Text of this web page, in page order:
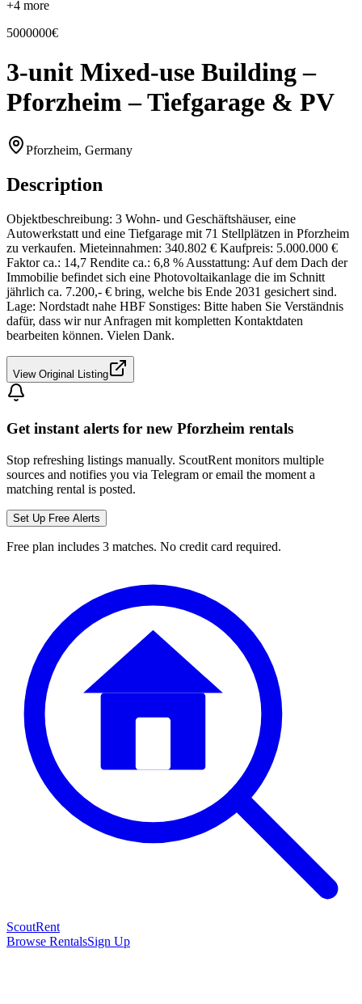
+4 more
5000000€
3-unit Mixed-use Building –
Pforzheim – Tiefgarage & PV
Pforzheim, Germany
Description
Objektbeschreibung: 3 Wohn- und Geschäftshäuser, eine
Autowerkstatt und eine Tiefgarage mit 71 Stellplätzen in Pforzheim
zu verkaufen. Mieteinnahmen: 340.802 € Kaufpreis: 5.000.000 €
Faktor ca.: 14,7 Rendite ca.: 6,8 % Ausstattung: Auf dem Dach der
Immobilie befindet sich eine Photovoltaikanlage die im Schnitt
jährlich ca. 7.200,- € bring, welche bis Ende 2031 gesichert sind.
Lage: Nordstadt nahe HBF Sonstiges: Bitte haben Sie Verständnis
dafür, dass wir nur Anfragen mit kompletten Kontaktdaten
bearbeiten können. Vielen Dank.
View Original Listing
Get instant alerts for new Pforzheim rentals
Stop refreshing listings manually. ScoutRent monitors multiple
sources and notifies you via Telegram or email the moment a
matching rental is posted.
Set Up Free Alerts
Free plan includes 3 matches. No credit card required.
ScoutRent
Browse RentalsSign Up